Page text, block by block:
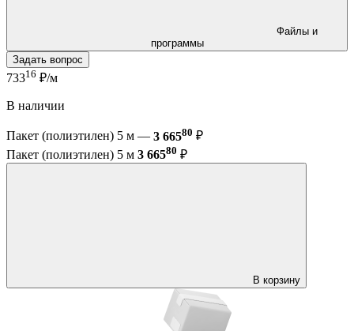
программы
Задать вопрос
73316 ₽/м
В наличии
Пакет (полиэтилен) 5 м — 3 66580 ₽
Пакет (полиэтилен) 5 м 3 66580 ₽
В корзину